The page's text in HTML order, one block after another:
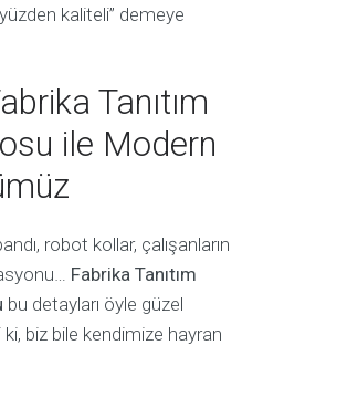
kaliteli” demeye
Tanıtım
ile Modern
robot kollar, çalışanların
Fabrika Tanıtım
bu detayları öyle güzel
biz bile kendimize hayran